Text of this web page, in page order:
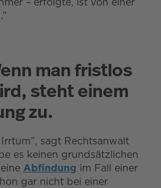
man fristlos
steht einem
zu.
sagt Rechtsanwalt
es keinen grundsätzlichen
Abfindung im Fall einer
gar nicht bei einer